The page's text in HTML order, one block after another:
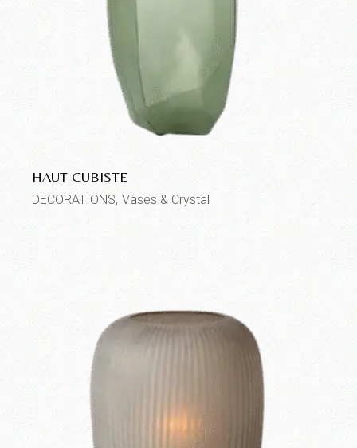
HAUT CUBISTE
DECORATIONS Vases & Crystal